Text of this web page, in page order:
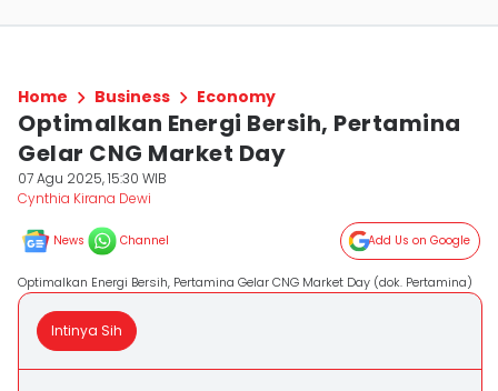
Home Business Economy
Optimalkan Energi Bersih, Pertamina
Gelar CNG Market Day
07 Agu 2025, 15:30 WIB
Cynthia Kirana Dewi
News Channel Add Us on Google
Optimalkan Energi Bersih, Pertamina Gelar CNG Market Day (dok. Pertamina)
Intinya Sih